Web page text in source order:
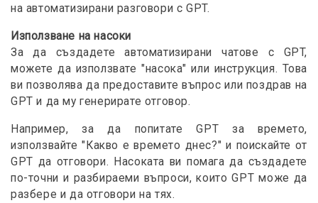
на автоматизирани разговори с GPT.
Използване на насоки
За да създадете автоматизирани чатове с GPT,
можете да използвате "насока" или инструкция. Това
ви позволява да предоставите въпрос или поздрав на
GPT и да му генерирате отговор.
Например, за да попитате GPT за времето,
използвайте "Какво е времето днес?" и поискайте от
GPT да отговори. Насоката ви помага да създадете
по-точни и разбираеми въпроси, които GPT може да
разбере и да отговори на тях.